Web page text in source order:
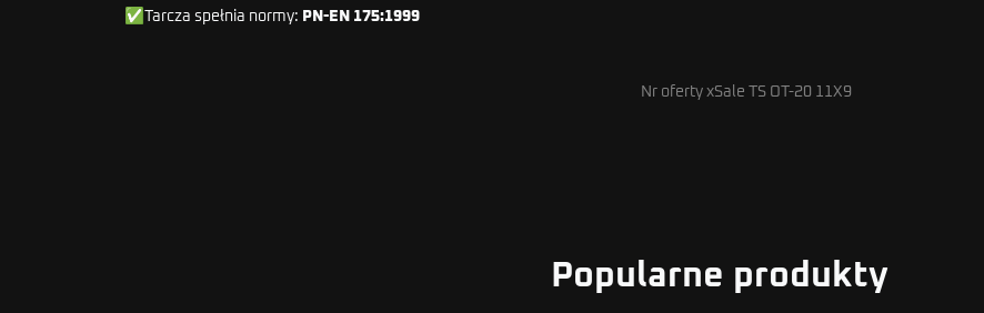
✅Tarcza spełnia normy: PN-EN 175:1999
Nr oferty xSale TS OT-20 11X9
Popularne produkty